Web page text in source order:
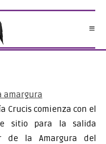
Crucis comienza con el
sitio para la salida
de la Amargura del